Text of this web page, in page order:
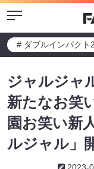
Menu
# ダブルインパクト
ジャルジャ
新たなお笑
園お笑い新
ルジャル」